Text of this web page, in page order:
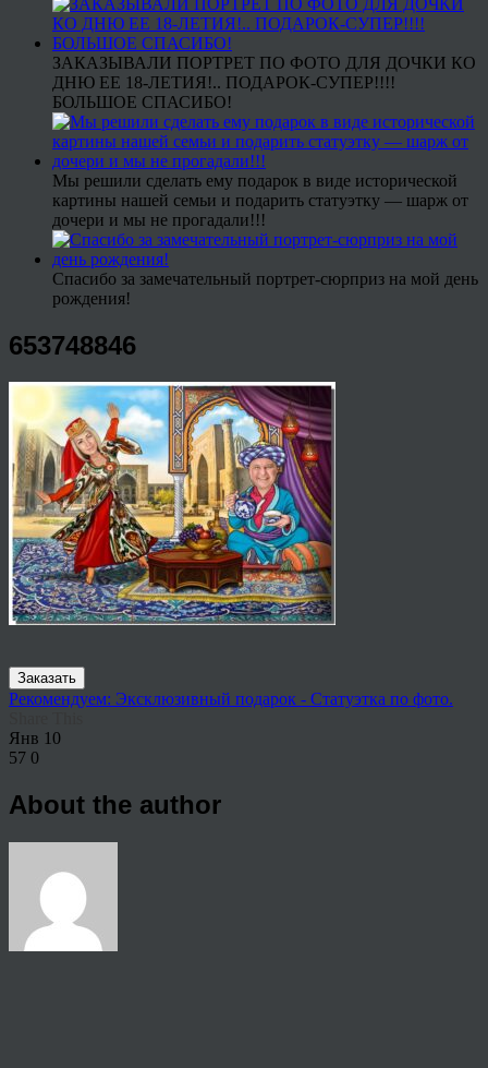
ЗАКАЗЫВАЛИ ПОРТРЕТ ПО ФОТО ДЛЯ ДОЧКИ КО
ДНЮ ЕЕ 18-ЛЕТИЯ!.. ПОДАРОК-СУПЕР!!!!
БОЛЬШОЕ СПАСИБО!
Мы решили сделать ему подарок в виде исторической
картины нашей семьи и подарить статуэтку — шарж от
дочери и мы не прогадали!!!
Спасибо за замечательный портрет-сюрприз на мой день
рождения!
653748846
Заказать
Рекомендуем: Эксклюзивный подарок - Статуэтка по фото.
Янв 10
57 0
About the author